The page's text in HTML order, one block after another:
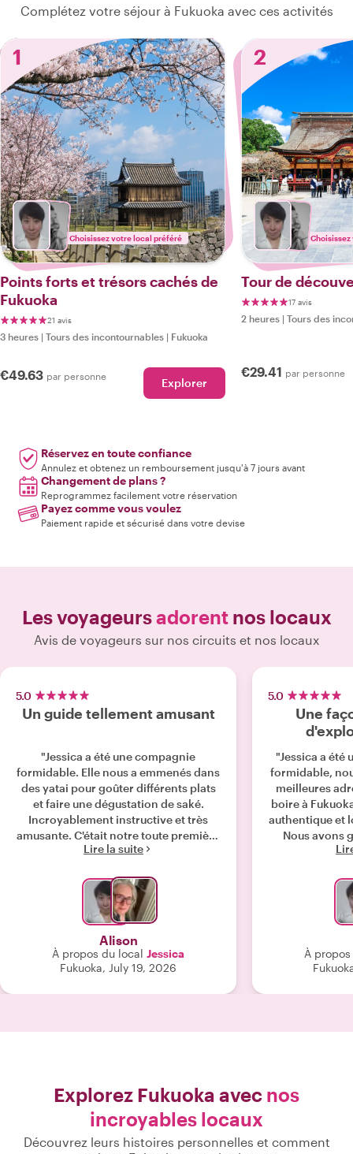
Complétez votre séjour à Fukuoka avec ces activités
1
Choisissez votre local préféré
Points forts et trésors cachés de
Fukuoka
21 avis
3 heures | Tours des incontournables | Fukuoka
€49.63 par personne Explorer
2
Tour de
17 avis
2 heures | Tours des
€29.41 par personne
Réservez en toute confiance
Annulez et obtenez un remboursement jusqu'à 7 jours avant
Changement de plans ?
Reprogrammez facilement votre réservation
Payez comme vous voulez
Paiement rapide et sécurisé dans votre devise
Les voyageursadorentnos locaux
Avis de voyageurs sur nos circuits et nos locaux
5.0
Un guide tellement amusant
"Jessica a été une compagnie
formidable. Elle nous a emmenés dans
des yatai pour goûter différents plats
et faire une dégustation de saké.
Incroyablement instructive et très
amusante. C'était notre toute première
soirée au Japon et nous n'aurions pas
Lire la suite
Alison
À propos du local Jessica
Fukuoka, July 19, 2026
5.0
Une
"Jessica a été
formidable,
meilleures
boire à
authentique et
Nous avons
locales, en
échoppes le
une
excursion
À
Explorez Fukuoka avec nos
incroyables locaux
Découvrez leurs histoires personnelles et comment